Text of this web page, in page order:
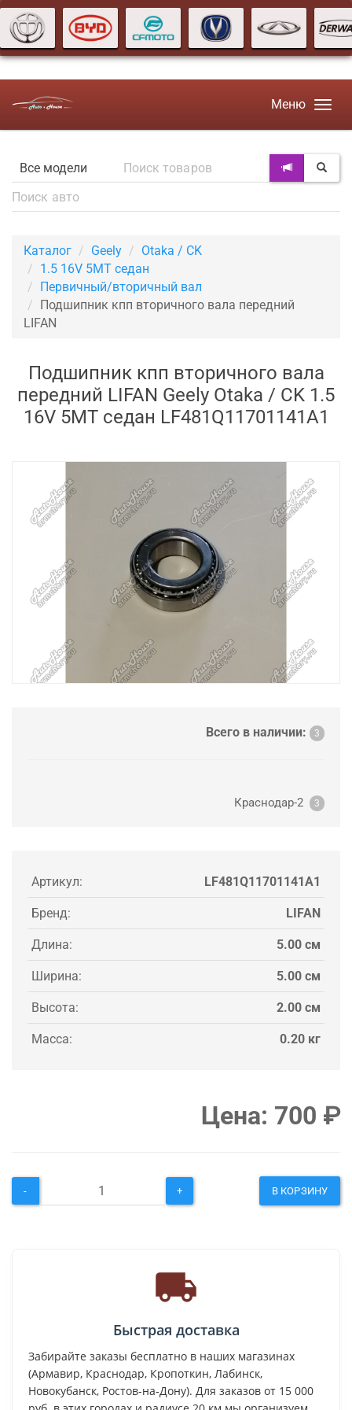
Меню
Каталог Geely
Otaka / CK
1.5 16V 5MT седан
Первичный/вторичный вал
Подшипник кпп вторичного вала передний
LIFAN
Подшипник кпп вторичного вала
передний LIFAN Geely Otaka / CK 1.5
16V 5MT седан LF481Q11701141A1
Всего в наличии: 3
Краснодар-2 3
Артикул: LF481Q11701141A1
Бренд: LIFAN
Длина: 5.00 см
Ширина: 5.00 см
Высота: 2.00 см
Масса: 0.20 кг
Цена: 700 ₽
- + В КОРЗИНУ
Быстрая доставка
Забирайте заказы бесплатно в наших магазинах
(Армавир, Краснодар, Кропоткин, Лабинск,
Новокубанск, Ростов-на-Дону). Для заказов от 15 000